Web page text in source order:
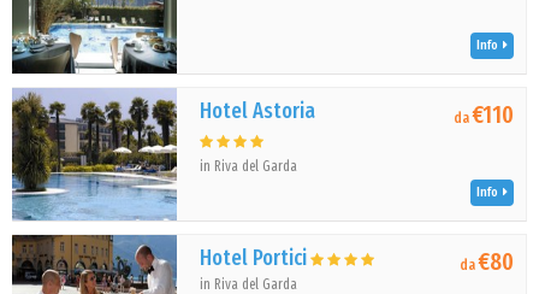
Info
Hotel Astoria
in Riva del Garda
da€110
Info
Hotel Portici
in Riva del Garda
da€80